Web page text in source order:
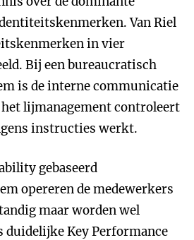
Van Riel
in vier
Bij een bureaucratisch
is de interne communicatie
lijmanagement controleert
instructies werkt.
gebaseerd
opereren de medewerkers
maar worden wel
duidelijke Key Performance